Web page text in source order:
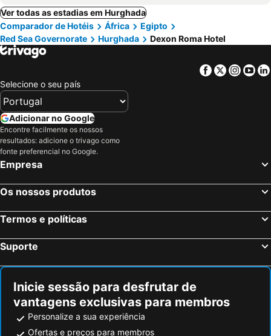
Ver todas as estadias em Hurghada
Comparador de Hotéis
África
Egipto
Red Sea Governorate
Hurghada Dexon Roma Hotel
Facebook
Twitter
Selecione o seu país
Adicionar no Google
Encontre facilmente os nossos
resultados: adicione o trivago como
fonte preferencial no Google.
Empresa
Os nossos produtos
Termos e políticas
Suporte
Inicie sessão para desfrutar de
vantagens exclusivas para membros
Personalize a sua experiência
Ofertas e preços para membros